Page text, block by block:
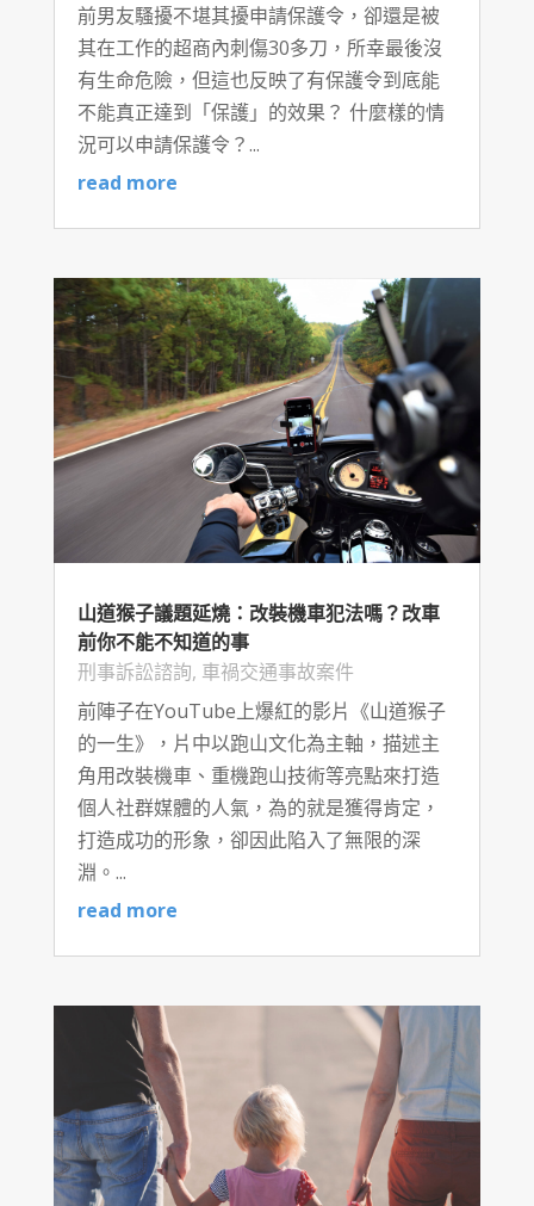
前男友騷擾不堪其擾申請保護令，卻還是被
其在工作的超商內刺傷30多刀，所幸最後沒
有生命危險，但這也反映了有保護令到底能
不能真正達到「保護」的效果？ 什麼樣的情
況可以申請保護令？...
read more
山道猴子議題延燒：改裝機車犯法嗎？改車
前你不能不知道的事
刑事訴訟諮詢, 車禍交通事故案件
前陣子在YouTube上爆紅的影片《山道猴子
的一生》，片中以跑山文化為主軸，描述主
角用改裝機車、重機跑山技術等亮點來打造
個人社群媒體的人氣，為的就是獲得肯定，
打造成功的形象，卻因此陷入了無限的深
淵。...
read more